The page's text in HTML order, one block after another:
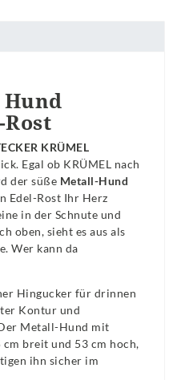
Rost
KRÜMEL
Egal ob KRÜMEL nach
der süße Metall-Hund
Edel-Rost Ihr Herz
in der Schnute und
oben, sieht es aus als
Wer kann da
Hingucker für drinnen
Kontur und
Metall-Hund mit
breit und 53 cm hoch,
ihn sicher im